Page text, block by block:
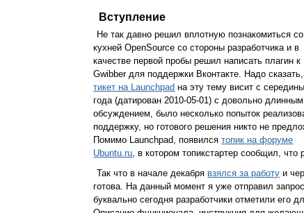
Вступление
Не так давно решил вплотную познакомиться
кухней OpenSource со стороны разработчика и в
качестве первой пробы решил написать плагин к
Gwibber для поддержки Вконтакте. Надо
тикет на Launchpad на эту тему висит с
года (датирован 2010-05-01) с довольно длинным
обсуждением, было несколько попыток
поддержку, но готового решения никто не
Помимо Launchpad, появилсятопик на форуме
Ubuntu.ru, в котором топикстартер сообщил,
Так что в начале декабря взялся за работу и
готова. На данный момент я уже отправил
буквально сегодня разработчики отметили его